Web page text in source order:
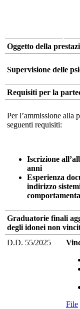
Oggetto della
Supervisione delle
Requisiti per la
Per l’ammissione alla
seguenti requisiti:
Iscrizione
anni
Esperienza
indirizzo
Graduatorie finali
degli idonei non
D.D. 55/2025
File